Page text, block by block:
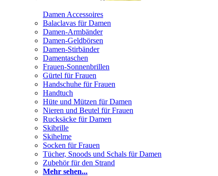
Damen Accessoires
Balaclavas für Damen
Damen-Armbänder
Damen-Geldbörsen
Damen-Stirbänder
Damentaschen
Frauen-Sonnenbrillen
Gürtel für Frauen
Handschuhe für Frauen
Handtuch
Hüte und Mützen für Damen
Nieren und Beutel für Frauen
Rucksäcke für Damen
Skibrille
Skihelme
Socken für Frauen
Tücher, Snoods und Schals für Damen
Zubehör für den Strand
Mehr sehen...